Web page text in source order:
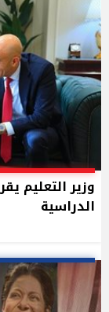
وزير التعليم
الدراسية